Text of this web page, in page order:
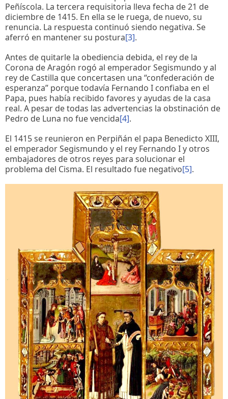
Peñíscola. La tercera requisitoria lleva fecha de 21 de
diciembre de 1415. En ella se le ruega, de nuevo, su
renuncia. La respuesta continuó siendo negativa. Se
aferró en mantener su postura[3].
Antes de quitarle la obediencia debida, el rey de la
Corona de Aragón rogó al emperador Segismundo y al
rey de Castilla que concertasen una “confederación de
esperanza” porque todavía Fernando I confiaba en el
Papa, pues había recibido favores y ayudas de la casa
real. A pesar de todas las advertencias la obstinación de
Pedro de Luna no fue vencida[4].
El 1415 se reunieron en Perpiñán el papa Benedicto XIII,
el emperador Segismundo y el rey Fernando I y otros
embajadores de otros reyes para solucionar el
problema del Cisma. El resultado fue negativo[5].